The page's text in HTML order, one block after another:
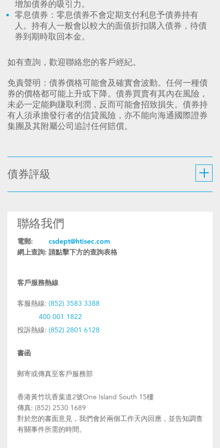
增加債券的吸引力。
零息債券：零息債券不會定期支付利息予債券持有
人。持有人一般會以較大的面值折扣購入債券，待債
券到期時取回本金。
如有查詢，歡迎聯絡您的客戶經紀。
免責聲明：債券價格可能會及確實會波動。任何一種債
券的價格都可能上升或下降。債券買賣有其內在風險，
未必一定能夠賺取利潤，反而可能會招致損失。債券持
有人須承擔發行者的信貸風險，亦不能向海通國際證券
集團及其附屬公司追討任何賠償。
債券評級
聯絡我們
電郵:
csdept@htisec.com
網上查詢: 請點擊下方的查詢表格
客戶服務熱線
客服熱線: (852) 3583 3388
400 001 1822
投訴熱線: (852) 2801 6128
書函
郵寄或傳真至客戶服務部
香港黃竹坑香葉道2號One Island South 15樓
傳真: (852) 2530 1689
對於您的書面意見，我們會於兩個工作天內回應，並告知調查
有關事件所需的時間。